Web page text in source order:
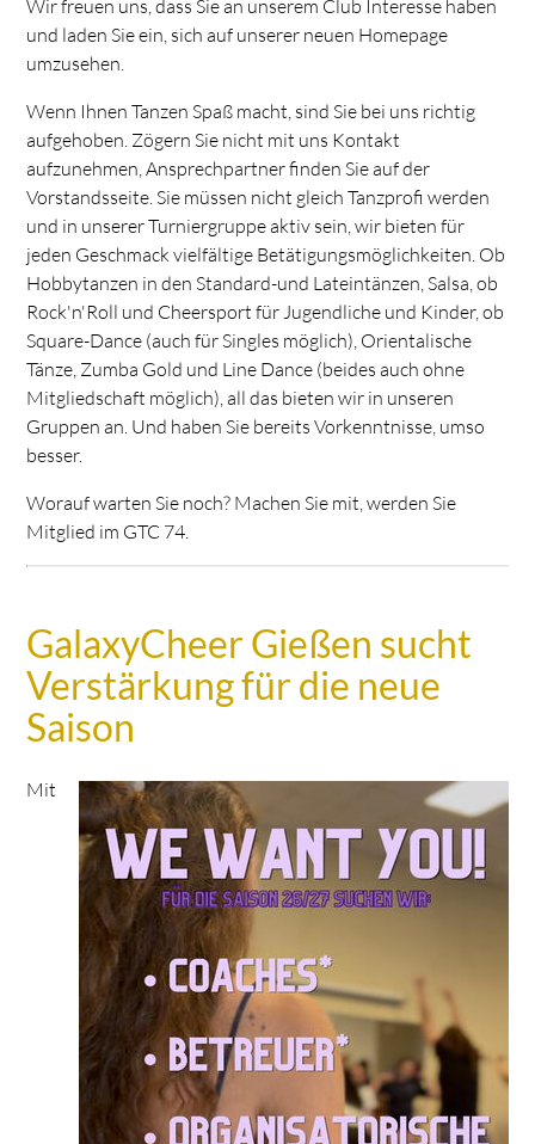
Wir freuen uns, dass Sie an unserem Club Interesse haben
und laden Sie ein, sich auf unserer neuen Homepage
umzusehen.
Wenn Ihnen Tanzen Spaß macht, sind Sie bei uns richtig
aufgehoben. Zögern Sie nicht mit uns Kontakt
aufzunehmen, Ansprechpartner finden Sie auf der
Vorstandsseite. Sie müssen nicht gleich Tanzprofi werden
und in unserer Turniergruppe aktiv sein, wir bieten für
jeden Geschmack vielfältige Betätigungsmöglichkeiten. Ob
Hobbytanzen in den Standard-und Lateintänzen, Salsa, ob
Rock'n'Roll und Cheersport für Jugendliche und Kinder, ob
Square-Dance (auch für Singles möglich), Orientalische
Tänze, Zumba Gold und Line Dance (beides auch ohne
Mitgliedschaft möglich), all das bieten wir in unseren
Gruppen an. Und haben Sie bereits Vorkenntnisse, umso
besser.
Worauf warten Sie noch? Machen Sie mit, werden Sie
Mitglied im GTC 74.
GalaxyCheer Gießen sucht
Verstärkung für die neue
Saison
Mit